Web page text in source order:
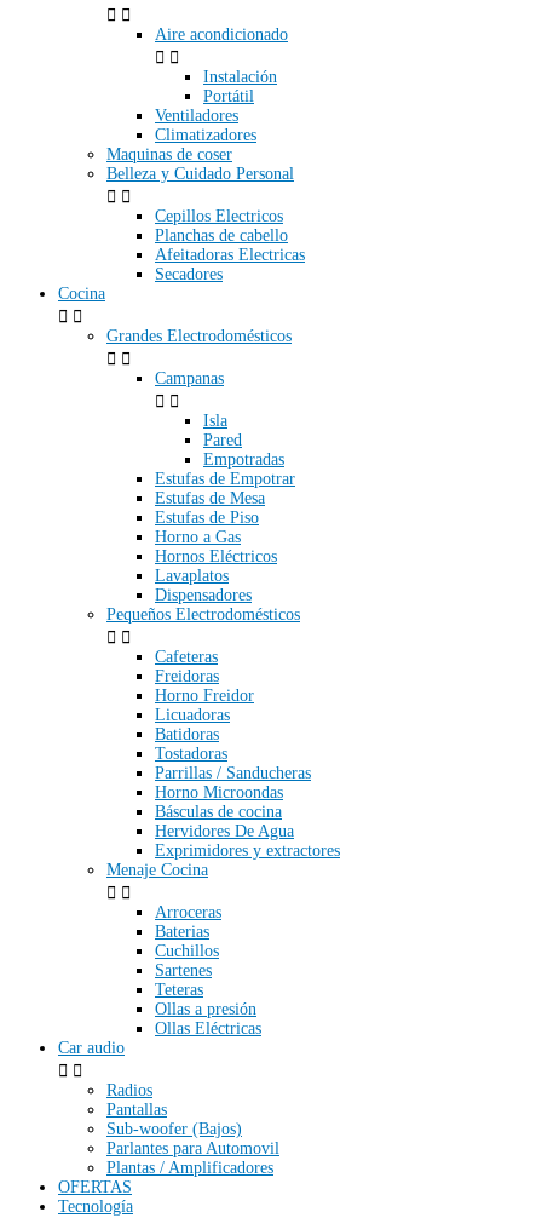
 
Aire acondicionado
 
Instalación
Portátil
Ventiladores
Climatizadores
Maquinas de coser
Belleza y Cuidado Personal
 
Cepillos Electricos
Planchas de cabello
Afeitadoras Electricas
Secadores
Cocina
 
Grandes Electrodomésticos
 
Campanas
 
Isla
Pared
Empotradas
Estufas de Empotrar
Estufas de Mesa
Estufas de Piso
Horno a Gas
Hornos Eléctricos
Lavaplatos
Dispensadores
Pequeños Electrodomésticos
 
Cafeteras
Freidoras
Horno Freidor
Licuadoras
Batidoras
Tostadoras
Parrillas / Sanducheras
Horno Microondas
Básculas de cocina
Hervidores De Agua
Exprimidores y extractores
Menaje Cocina
 
Arroceras
Baterias
Cuchillos
Sartenes
Teteras
Ollas a presión
Ollas Eléctricas
Car audio
 
Radios
Pantallas
Sub-woofer (Bajos)
Parlantes para Automovil
Plantas / Amplificadores
OFERTAS
Tecnología